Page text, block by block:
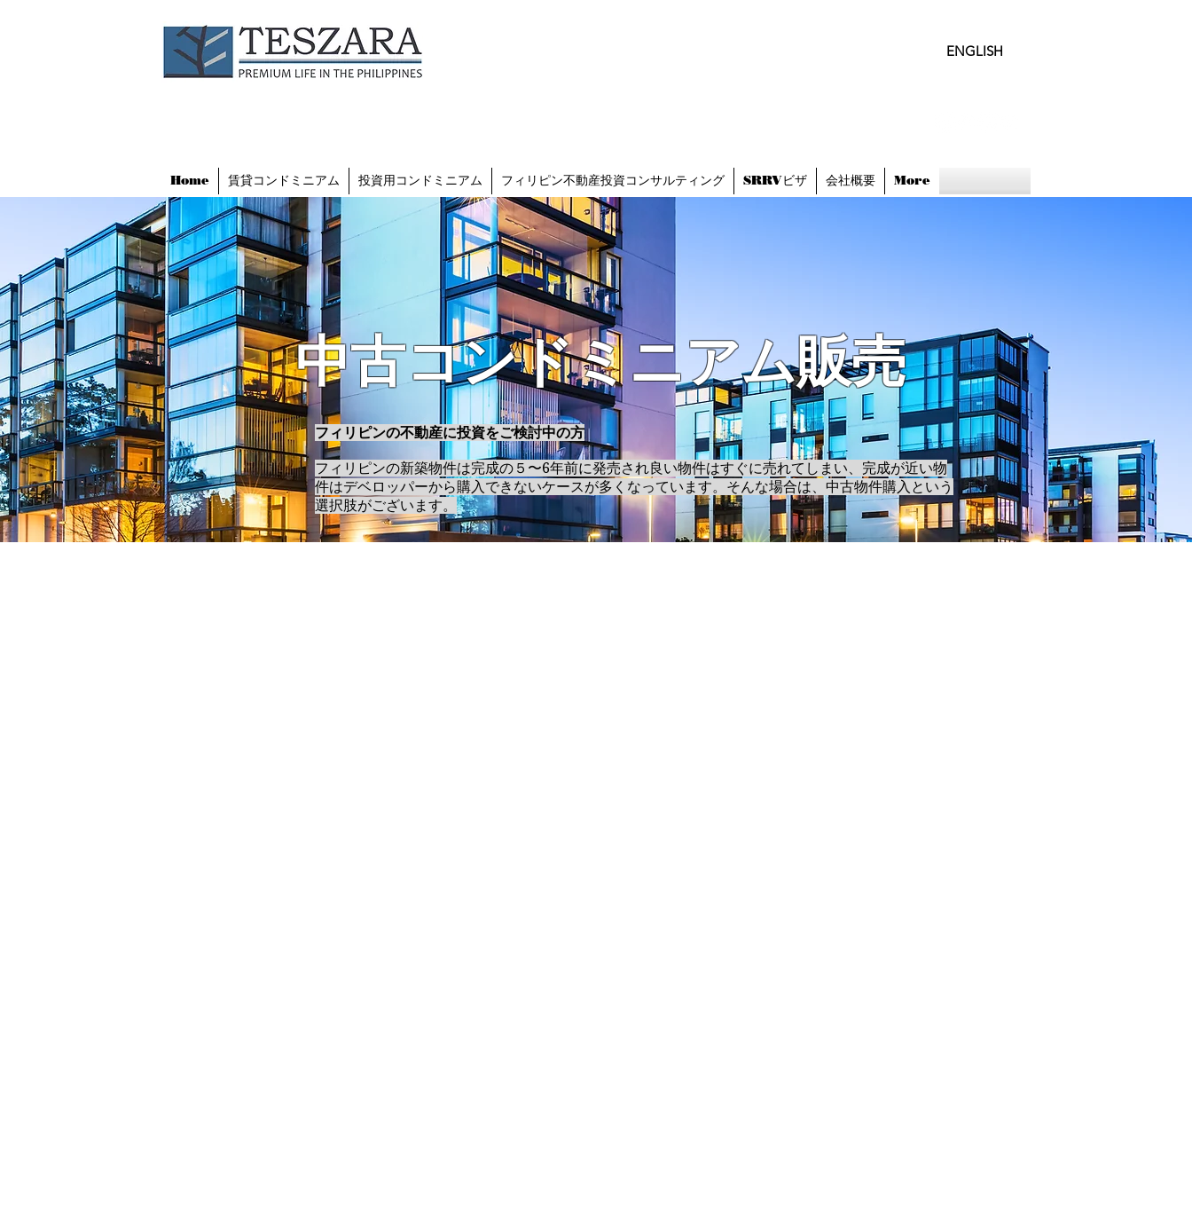
ENGLISH
Home 賃貸コンドミニアム 投資用コンドミニアム フィリピン不動産投資コンサルティング SRRVビザ 会社概要 More
中古コンドミニアム販売
フィリピンの不動産に投資をご検討中の方
フィリピンの新築物件は完成の５〜6年前に発売され良い物件はすぐに売れてしまい、完成が近い物
件はデベロッパーから購入できないケースが多くなっています。そんな場合は、中古物件購入という
選択肢がございます。